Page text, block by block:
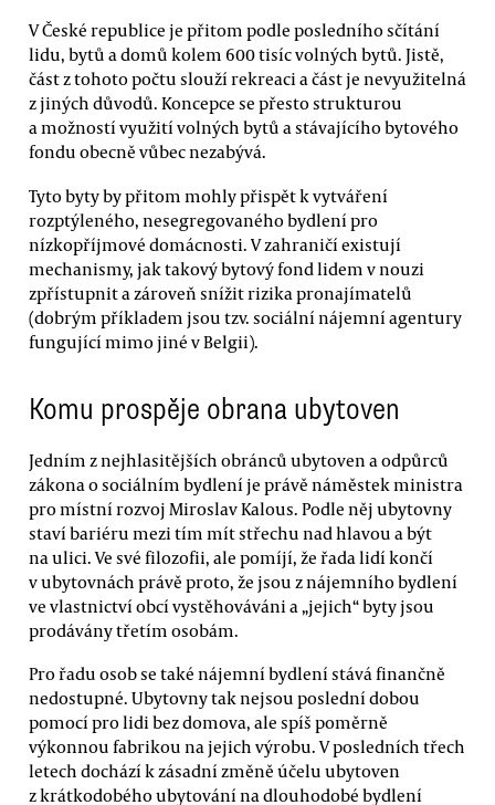
V České republice je přitom podle posledního sčítání
lidu, bytů a domů kolem 600 tisíc volných bytů. Jistě,
část z tohoto počtu slouží rekreaci a část je nevyužitelná
z jiných důvodů. Koncepce se přesto strukturou
a možností využití volných bytů a stávajícího bytového
fondu obecně vůbec nezabývá.
Tyto byty by přitom mohly přispět k vytváření
rozptýleného, nesegregovaného bydlení pro
nízkopříjmové domácnosti. V zahraničí existují
mechanismy, jak takový bytový fond lidem v nouzi
zpřístupnit a zároveň snížit rizika pronajímatelů
(dobrým příkladem jsou tzv. sociální nájemní agentury
fungující mimo jiné v Belgii).
Komu prospěje obrana ubytoven
Jedním z nejhlasitějších obránců ubytoven a odpůrců
zákona o sociálním bydlení je právě náměstek ministra
pro místní rozvoj Miroslav Kalous. Podle něj ubytovny
staví bariéru mezi tím mít střechu nad hlavou a být
na ulici. Ve své filozofii, ale pomíjí, že řada lidí končí
v ubytovnách právě proto, že jsou z nájemního bydlení
ve vlastnictví obcí vystěhováváni a „jejich“ byty jsou
prodávány třetím osobám.
Pro řadu osob se také nájemní bydlení stává finančně
nedostupné. Ubytovny tak nejsou poslední dobou
pomocí pro lidi bez domova, ale spíš poměrně
výkonnou fabrikou na jejich výrobu. V posledních třech
letech dochází k zásadní změně účelu ubytoven
z krátkodobého ubytování na dlouhodobé bydlení